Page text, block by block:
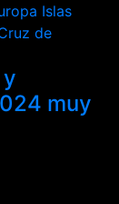
Islas
de
muy